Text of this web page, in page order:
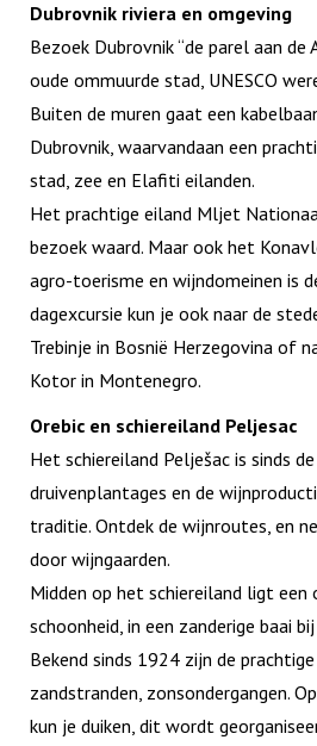
Dubrovnik riviera en omgeving
Bezoek Dubrovnik “de parel aan de
oude ommuurde stad, UNESCO
Buiten de muren gaat een
Dubrovnik, waarvandaan een
stad, zee en Elafiti eilanden.
Het prachtige eiland Mljet
bezoek waard. Maar ook het
agro-toerisme en wijndomeinen is
dagexcursie kun je ook naar de
Trebinje in Bosnië Herzegovina of
Kotor in Montenegro.
Orebic en schiereiland Peljesac
Het schiereiland Pelješac is sinds
druivenplantages en de
traditie. Ontdek de wijnroutes, en
door wijngaarden.
Midden op het schiereiland ligt een
schoonheid, in een zanderige baai
Bekend sinds 1924 zijn de
zandstranden, zonsondergangen.
kun je duiken, dit wordt